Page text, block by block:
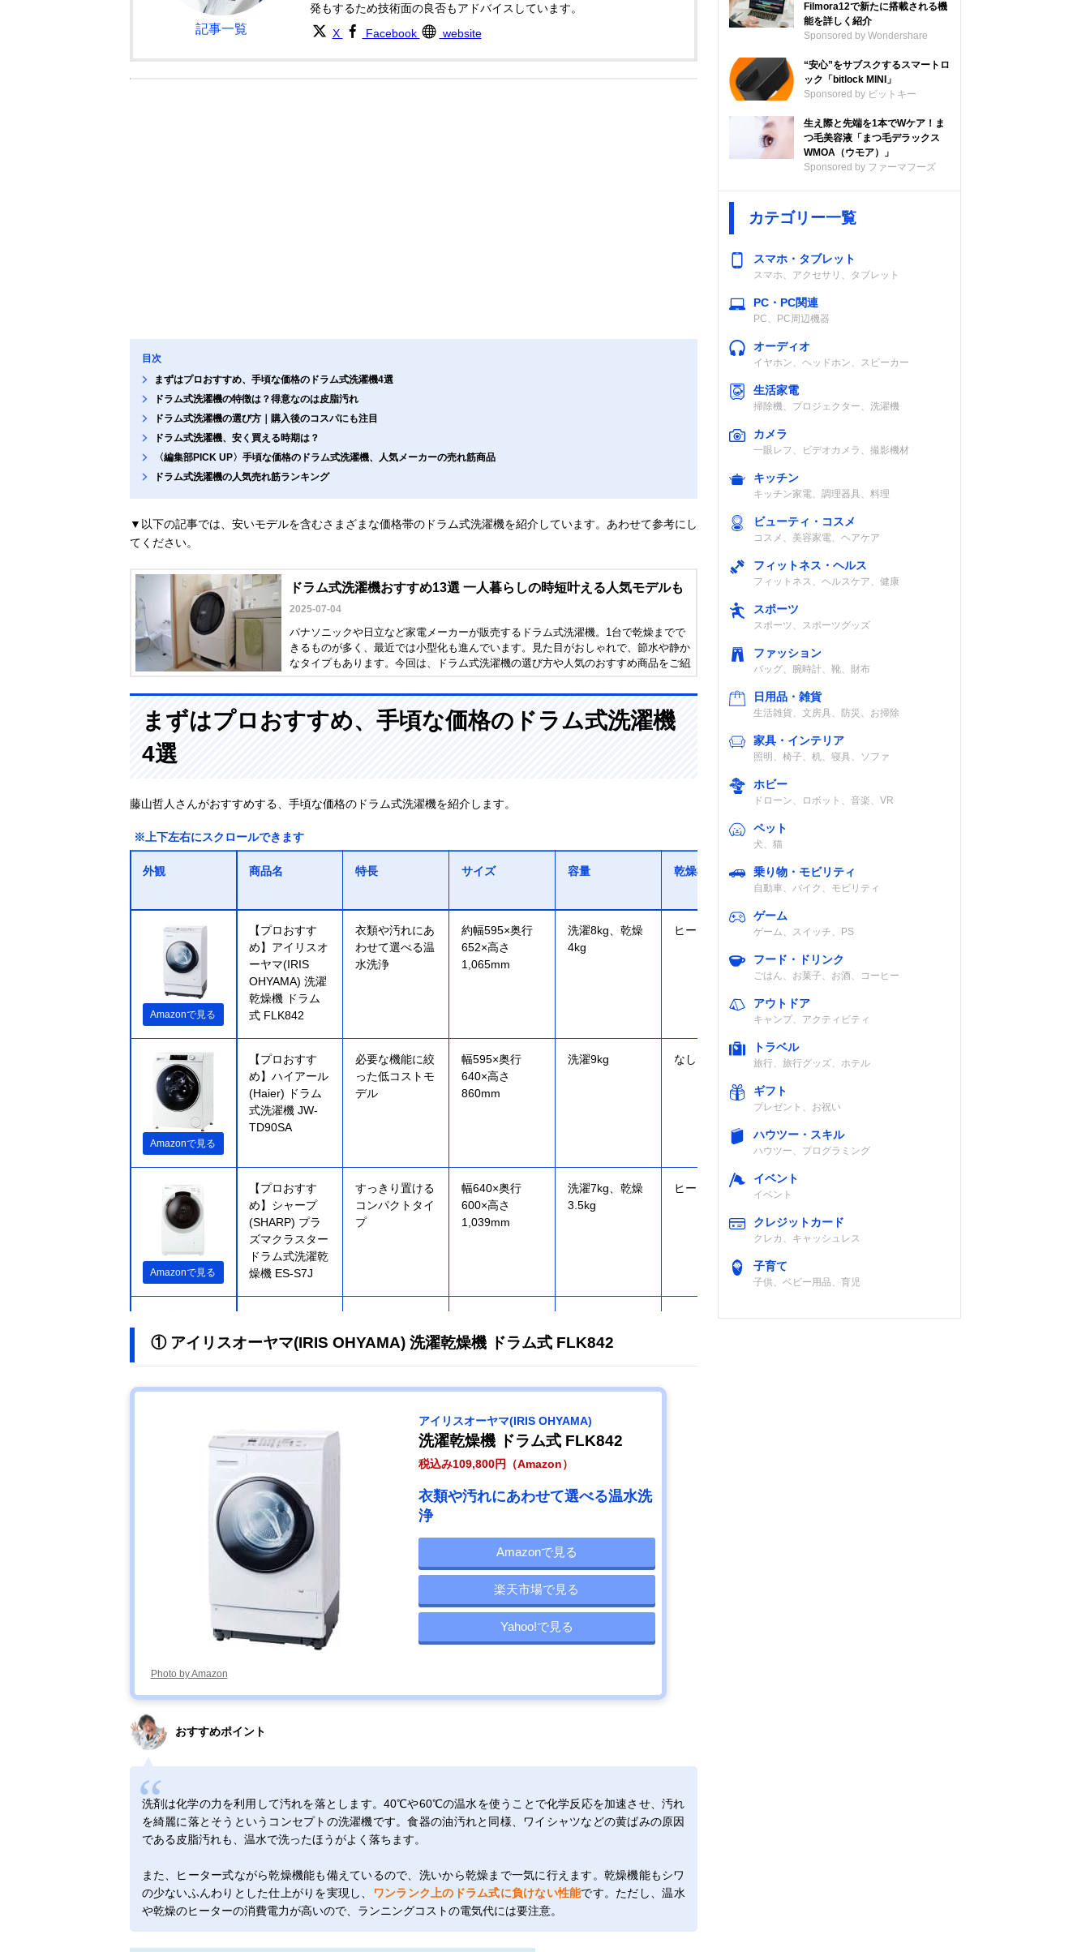
記事一覧
発もするため技術面の良否もアドバイスしています。
X
Facebook website
目次
まずはプロおすすめ、手頃な価格のドラム式洗濯機4選
ドラム式洗濯機の特徴は？得意なのは皮脂汚れ
ドラム式洗濯機の選び方｜購入後のコスパにも注目
ドラム式洗濯機、安く買える時期は？
〈編集部PICK UP〉手頃な価格のドラム式洗濯機、人気メーカーの売れ筋商品
ドラム式洗濯機の人気売れ筋ランキング
▼以下の記事では、安いモデルを含むさまざまな価格帯のドラム式洗濯機を紹介しています。あわせて参考にし
てください。
ドラム式洗濯機おすすめ13選 一人暮らしの時短叶える人気モデルも
2025-07-04
パナソニックや日立など家電メーカーが販売するドラム式洗濯機。1台で乾燥までで
きるものが多く、最近では小型化も進んでいます。見た目がおしゃれで、節水や静か
なタイプもあります。今回は、ドラム式洗濯機の選び方や人気のおすすめ商品をご紹
まずはプロおすすめ、手頃な価格のドラム式洗濯機
4選
藤山哲人さんがおすすめする、手頃な価格のドラム式洗濯機を紹介します。
※上下左右にスクロールできます
外観 商品名 特長 サイズ 容量 乾燥機能 運転音
Amazonで見る
【プロおすす
め】アイリスオ
ーヤマ(IRIS
OHYAMA) 洗濯
乾燥機 ドラム
式 FLK842
衣類や汚れにあ
わせて選べる温
水洗浄
約幅595×奥行
652×高さ
1,065mm
洗濯8kg、乾燥
4kg
ヒーター式
洗い約40dB/脱
約44dB
Amazonで見る
【プロおすす
め】ハイアール
(Haier) ドラム
式洗濯機 JW-
TD90SA
必要な機能に絞
った低コストモ
デル
幅595×奥行
640×高さ
860mm
洗濯9kg なし
洗い33dB/脱水
Amazonで見る
【プロおすす
め】シャープ
(SHARP) プラ
ズマクラスター
ドラム式洗濯乾
燥機 ES-S7J
すっきり置ける
コンパクトタイ
プ
幅640×奥行
600×高さ
1,039mm
洗濯7kg、乾燥
3.5kg
ヒーター式
洗い24dB/脱水
め】アクア
(AQUA) ドラム
AQW-D12P-L
ぐ、まっ直ぐ
（水平）ドラム
685×高さ
943mm（排水
① アイリスオーヤマ(IRIS OHYAMA) 洗濯乾燥機 ドラム式 FLK842
Photo by Amazon
アイリスオーヤマ(IRIS OHYAMA)
洗濯乾燥機 ドラム式 FLK842
税込み109,800円（Amazon）
衣類や汚れにあわせて選べる温水洗
浄
Amazonで見る
楽天市場で見る
Yahoo!で見る
おすすめポイント
洗剤は化学の力を利用して汚れを落とします。40℃や60℃の温水を使うことで化学反応を加速させ、汚れ
を綺麗に落とそうというコンセプトの洗濯機です。食器の油汚れと同様、ワイシャツなどの黄ばみの原因
である皮脂汚れも、温水で洗ったほうがよく落ちます。
また、ヒーター式ながら乾燥機能も備えているので、洗いから乾燥まで一気に行えます。乾燥機能もシワ
の少ないふんわりとした仕上がりを実現し、 ワンランク上のドラム式に負けない性能です。ただし、温水
や乾燥のヒーターの消費電力が高いので、ランニングコストの電気代には要注意。
Filmora12で新たに搭載される機
能を詳しく紹介
Sponsored by Wondershare
“安心”をサブスクするスマートロ
ック「bitlock MINI」
Sponsored by ビットキー
生え際と先端を1本でWケア！ま
つ毛美容液「まつ毛デラックス
WMOA（ウモア）」
Sponsored by ファーマフーズ
カテゴリー一覧
スマホ・タブレット
スマホ、アクセサリ、タブレット
PC・PC関連
PC、PC周辺機器
オーディオ
イヤホン、ヘッドホン、スピーカー
生活家電
掃除機、プロジェクター、洗濯機
カメラ
一眼レフ、ビデオカメラ、撮影機材
キッチン
キッチン家電、調理器具、料理
ビューティ・コスメ
コスメ、美容家電、ヘアケア
フィットネス・ヘルス
フィットネス、ヘルスケア、健康
スポーツ
スポーツ、スポーツグッズ
ファッション
バッグ、腕時計、靴、財布
日用品・雑貨
生活雑貨、文房具、防災、お掃除
家具・インテリア
照明、椅子、机、寝具、ソファ
ホビー
ドローン、ロボット、音楽、VR
ペット
犬、猫
乗り物・モビリティ
自動車、バイク、モビリティ
ゲーム
ゲーム、スイッチ、PS
フード・ドリンク
ごはん、お菓子、お酒、コーヒー
アウトドア
キャンプ、アクティビティ
トラベル
旅行、旅行グッズ、ホテル
ギフト
プレゼント、お祝い
ハウツー・スキル
ハウツー、プログラミング
イベント
イベント
クレジットカード
クレカ、キャッシュレス
子育て
子供、ベビー用品、育児